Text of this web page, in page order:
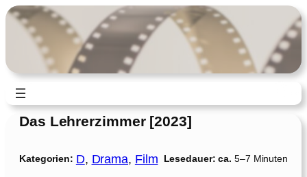
Zum
Inhalt
springen
Das Lehrerzimmer [2023]
Kategorien: D, Drama, Film Lesedauer: ca. 5–7 Minuten